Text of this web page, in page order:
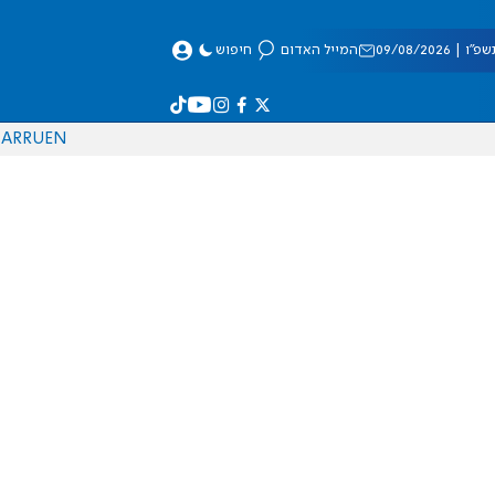
08/2026 המייל האדום חיפוש
EN
RU
AR